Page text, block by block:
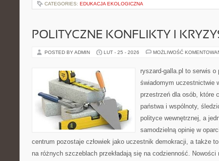
CATEGORIES: EDUKACJA EKOLOGICZNA
POLITYCZNE KONFLIKTY I
POSTED BY ADMIN LUT - 25 - 2026 MOŻLIWOŚĆ
ryszard-galla.pl to serwis
świadomym uczestnictwie
przestrzeń dla osób, które
państwa i wspólnoty,
polityce wewnętrznej, a
samodzielną opinię w
centrum pozostaje człowiek jako uczestnik demokracji, a także
na różnych szczeblach przekładają się na codzienność.